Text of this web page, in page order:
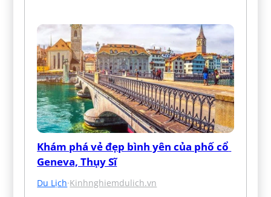
Khám phá vẻ đẹp bình yên của phố cổ
Geneva, Thụy Sĩ
Du Lịch·Kinhnghiemdulich.vn